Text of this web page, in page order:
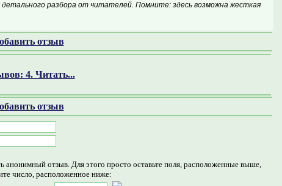
детального разбора от читателей. Помните: здесь возможна жесткая
отзыв
4. Читать...
отзыв
анонимный отзыв. Для этого просто оставьте поля, расположенные выше,
число, расположенное ниже: